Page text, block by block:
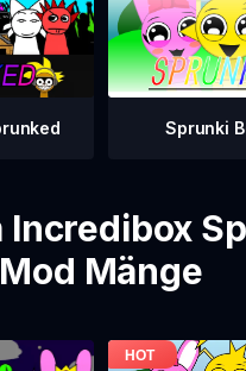
Sprunki
Incredibox
Mod Mänge